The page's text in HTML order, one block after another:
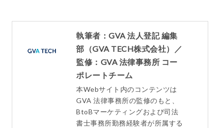
執筆者：GVA 法人登記 編集
部（GVA TECH株式会社）／
監修：GVA 法律事務所 コー
ポレートチーム
本Webサイト内のコンテンツは
GVA 法律事務所の監修のもと、
BtoBマーケティングおよび司法
書士事務所勤務経験者が所属する